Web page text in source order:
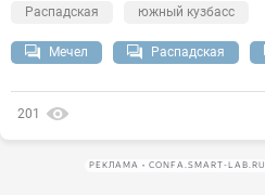
Распадская
южный кузбасс
Мечел Распадская
201
РЕКЛАМА • CONFA.SMART-LAB.RU